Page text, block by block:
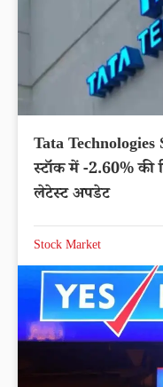
Tata Technologies
स्टॉक में -2.60% की
लेटेस्ट अपडेट
Stock Market